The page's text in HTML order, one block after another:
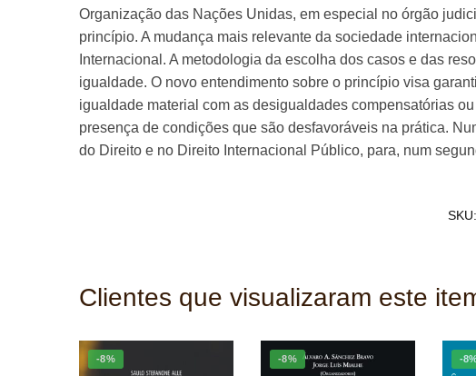
Organização das Nações Unidas, em especial no órgão
princípio. A mudança mais relevante da sociedade
Internacional. A metodologia da escolha dos casos e das
igualdade. O novo entendimento sobre o princípio visa
igualdade material com as desigualdades compensatórias
presença de condições que são desfavoráveis na prática.
do Direito e no Direito Internacional Público, para, num
SKU:
Clientes que visualizaram este
-8% -8% -